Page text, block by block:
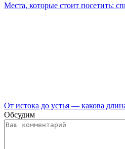
Места, которые стоит посетить:
От истока до устья — какова
Обсудим